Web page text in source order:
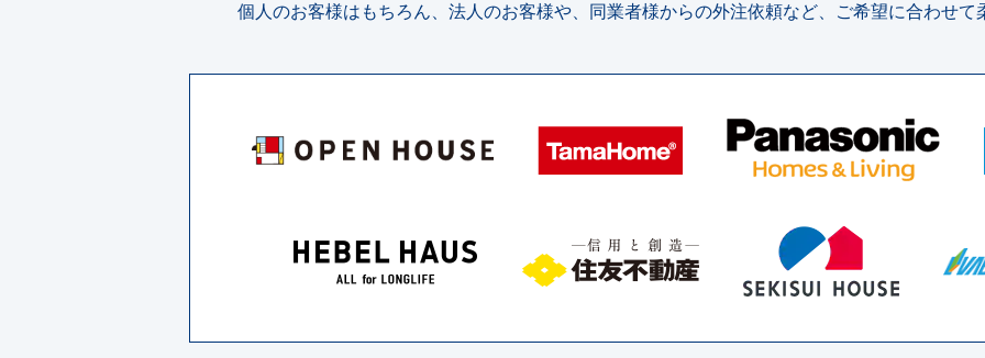
個人のお客様はもちろん、法人のお客様や、同業者様からの外注依頼など、ご希望に合わせ